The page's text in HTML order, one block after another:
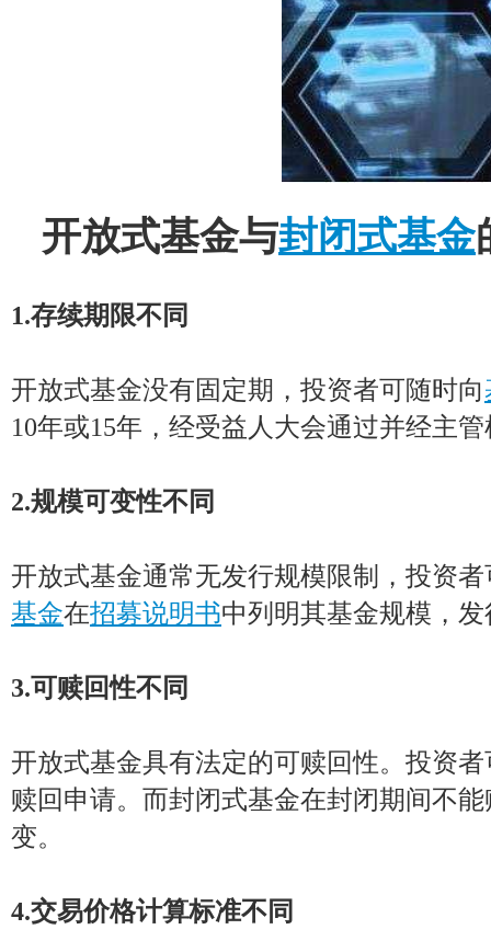
开放式基金与封闭式基金
1.存续期限不同
开放式基金没有固定期，投资者可随时向
10年或15年，经受益人大会通过并经主
2.规模可变性不同
开放式基金通常无发行规模限制，投资
基金在招募说明书中列明其基金规模，
3.可赎回性不同
开放式基金具有法定的可赎回性。投资
赎回申请。而封闭式基金在封闭期间不
变。
4.交易价格计算标准不同